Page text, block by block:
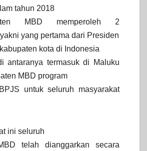
tahun 2018
MBD memperoleh 2
yang pertama dari Presiden
kota di Indonesia
antaranya termasuk di Maluku
MBD program
untuk seluruh masyarakat
ini seluruh
telah dianggarkan secara